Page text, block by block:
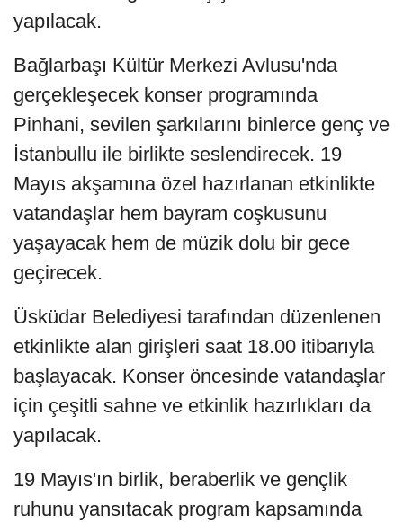
yapılacak.
Bağlarbaşı Kültür Merkezi Avlusu'nda
gerçekleşecek konser programında
Pinhani, sevilen şarkılarını binlerce genç ve
İstanbullu ile birlikte seslendirecek. 19
Mayıs akşamına özel hazırlanan etkinlikte
vatandaşlar hem bayram coşkusunu
yaşayacak hem de müzik dolu bir gece
geçirecek.
Üsküdar Belediyesi tarafından düzenlenen
etkinlikte alan girişleri saat 18.00 itibarıyla
başlayacak. Konser öncesinde vatandaşlar
için çeşitli sahne ve etkinlik hazırlıkları da
yapılacak.
19 Mayıs'ın birlik, beraberlik ve gençlik
ruhunu yansıtacak program kapsamında